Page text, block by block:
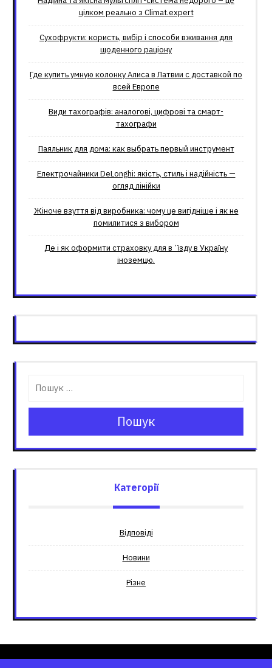
цілком реально з Climat.еxpert
Сухофрукти: користь, вибір і способи вживання для
щоденного раціону
Где купить умную колонку Алиса в Латвии с доставкой по
всей Европе
Види тахографів: аналогові, цифрові та смарт-
тахографи
Паяльник для дома: как выбрать первый инструмент
Електрочайники DeLonghi: якість, стиль і надійність —
огляд лінійки
Жіноче взуття від виробника: чому це вигідніше і як не
помилитися з вибором
Де і як оформити страховку для вʼїзду в Україну
іноземцю.
Пошук
Категорії
Відповіді
Новини
Різне